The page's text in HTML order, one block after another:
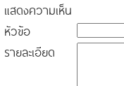
แสดงความเห็น
หัวข้อ
รายละเอียด